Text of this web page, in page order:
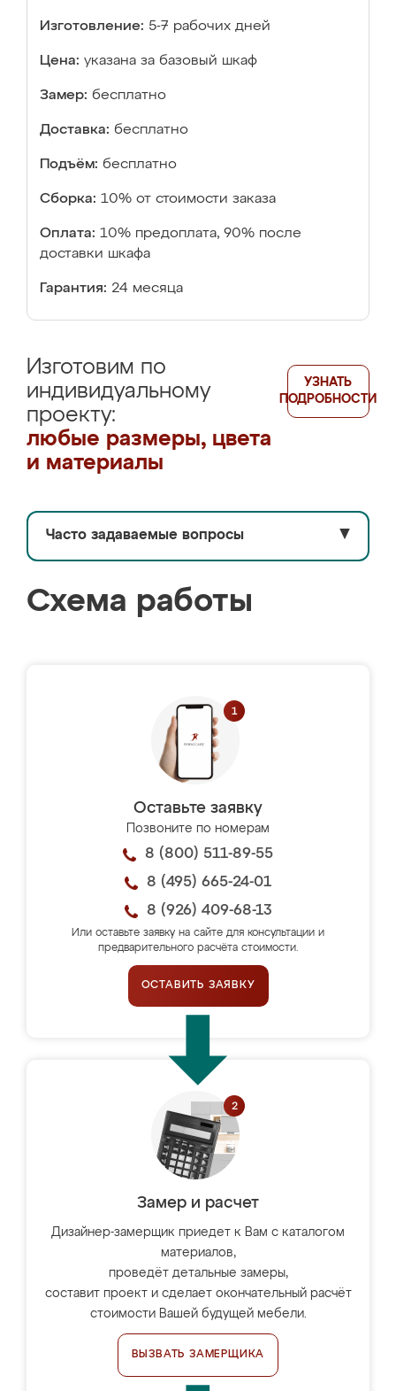
Изготовление: 5-7 рабочих дней
Цена: указана за базовый шкаф
Замер: бесплатно
Доставка: бесплатно
Подъём: бесплатно
Сборка: 10% от стоимости заказа
Оплата: 10% предоплата, 90% после
доставки шкафа
Гарантия: 24 месяца
Изготовим по
индивидуальному
проекту:
любые размеры, цвета
и материалы
УЗНАТЬ
ПОДРОБНОСТИ
Часто задаваемые вопросы ▼
Схема работы
Оставьте заявку
Позвоните по номерам
8 (800) 511-89-55
8 (495) 665-24-01
8 (926) 409-68-13
Или оставьте заявку на сайте для консультации и
предварительного расчёта стоимости.
ОСТАВИТЬ ЗАЯВКУ
Замер и расчет
Дизайнер-замерщик приедет к Вам с каталогом
материалов,
проведёт детальные замеры,
составит проект и сделает окончательный расчёт
стоимости Вашей будущей мебели.
ВЫЗВАТЬ ЗАМЕРЩИКА